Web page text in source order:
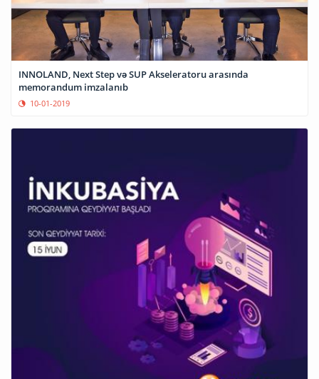
INNOLAND, Next Step və SUP Akseleratoru arasında
memorandum imzalanıb
10-01-2019